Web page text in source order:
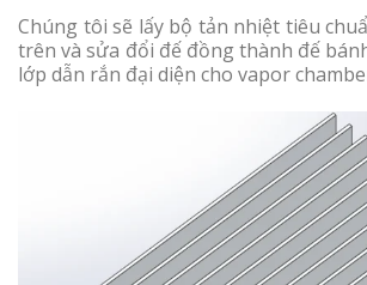
Chúng tôi sẽ lấy bộ tản nhiệt tiêu
trên và sửa đổi đế đồng thành đế
lớp dẫn rắn đại diện cho vapor